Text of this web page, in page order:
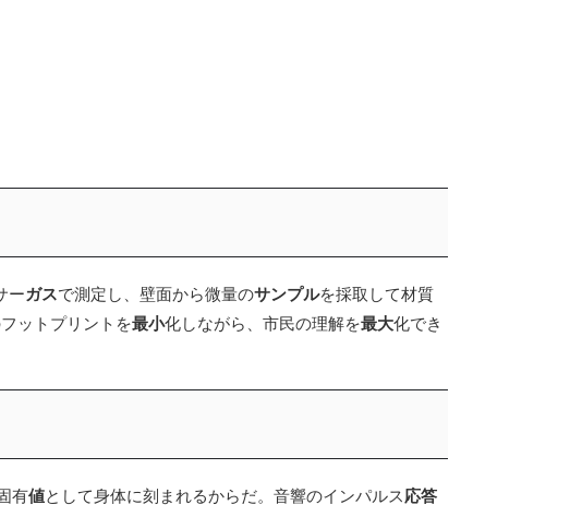
ーガスで測定し、壁面から微量のサンプルを採取して材質
ットプリントを最小化しながら、市民の理解を最大化でき
有値として身体に刻まれるからだ。音響のインパルス応答